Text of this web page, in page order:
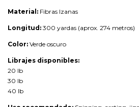
Material: Fibras Izanas
Longitud: 300 yardas (aprox. 274 metros)
Color: Verde oscuro
Librajes disponibles:
20 lb
30 lb
40 lb